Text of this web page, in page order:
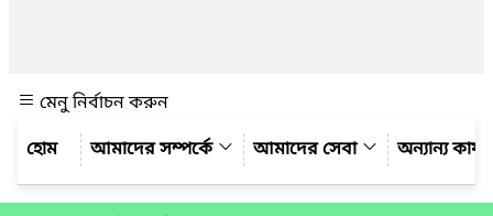
মেনু নির্বাচন করুন
আমাদের সম্পর্কে
আমাদের সেবা অন্যান্য